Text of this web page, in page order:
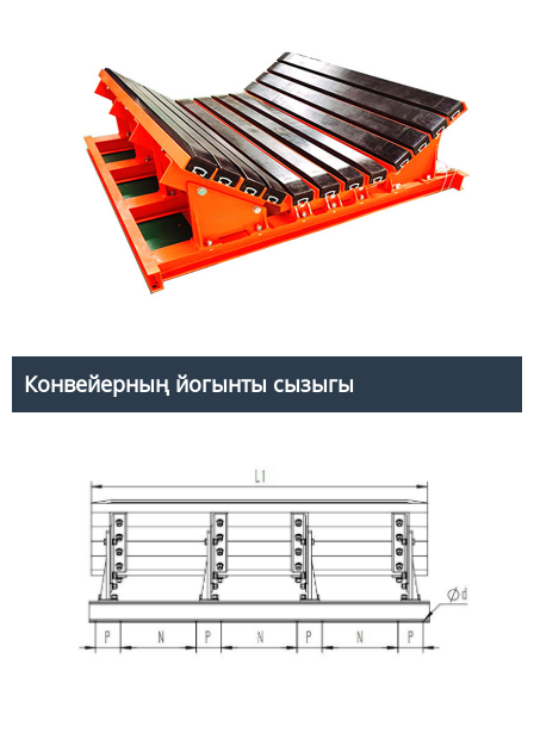
Конвейерның йогынты сызыгы